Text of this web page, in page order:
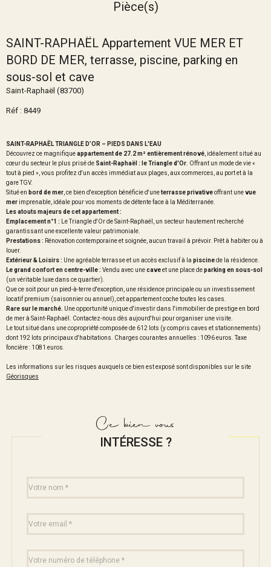
Pièce(s)
SAINT-RAPHAËL Appartement VUE MER ET
BORD DE MER, terrasse, piscine, parking en
sous-sol et cave
Saint-Raphaël (83700)
Réf : 8449
SAINT-RAPHAËL TRIANGLE D’OR – PIEDS DANS L'EAU
Découvrez ce magnifiqueappartement de 27.2 m² entièrement rénové , idéalement situé au
cœur du secteur le plus prisé de Saint-Raphaël : le Triangle d'Or . Offrant un mode de vie «
tout à pied », vous profitez d'un accès immédiat aux plages, aux commerces, au port et à la
gare TGV.
Situé en bord de mer , ce bien d'exception bénéficie d'uneterrasse privativeoffrant unevue
merimprenable, idéale pour vos moments de détente face à la Méditerranée.
Les atouts majeurs de cet appartement :
Emplacement n°1 : Le Triangle d'Or de Saint-Raphaël, un secteur hautement recherché
garantissant une excellente valeur patrimoniale.
Prestations : Rénovation contemporaine et soignée, aucun travail à prévoir. Prêt à habiter ou à
louer.
Extérieur & Loisirs : Une agréable terrasse et un accès exclusif à la piscinede la résidence.
Le grand confort en centre-ville : Vendu avec unecaveet une place deparking en sous-sol
(un véritable luxe dans ce quartier).
Que ce soit pour un pied-à-terre d'exception, une résidence principale ou un investissement
locatif premium (saisonnier ou annuel), cet appartement coche toutes les cases.
Rare sur le marché. Une opportunité unique d'investir dans l'immobilier de prestige en bord
de mer à Saint-Raphaël. Contactez-nous dès aujourd'hui pour organiser une visite.
Le tout situé dans une copropriété composée de 612 lots (y compris caves et stationnements)
dont 192 lots principaux d'habitations. Charges courantes annuelles : 1096 euros. Taxe
foncière : 1081 euros.
Les informations sur les risques auxquels ce bien est exposé sont disponibles sur le site
Géorisques
Ce bien vous
INTÉRESSE ?
par
*
*
*